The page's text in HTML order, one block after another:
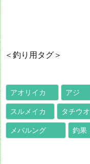
＜釣り用タグ＞
アオリイカ アジ
スルメイカ
タチウオ
メバルング
釣果